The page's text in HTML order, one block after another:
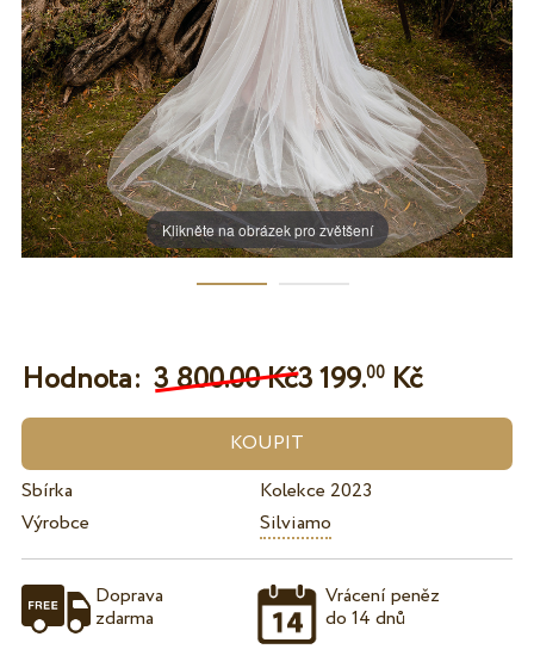
Klikněte na obrázek pro zvětšení
Hodnota: 3 800.00 Kč3 199.00Kč
Sbírka
Kolekce 2023
Výrobce
Silviamo
Doprava
zdarma
Vrácení peněz
do 14 dnů